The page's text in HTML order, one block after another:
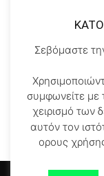
αποθήκευση
τον
μας*
Σεβόμαστε
συμφωνείτε με
χειρισμό των
αυτόν τον
ορους